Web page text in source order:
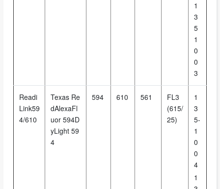
1
3
5
1
0
0
3
Readi
Link59
4/610
Texas Re
dAlexaFl
uor 594D
yLight 59
4
594 610 561
FL3
(615/
25)
1
3
5-
1
0
0
4
1